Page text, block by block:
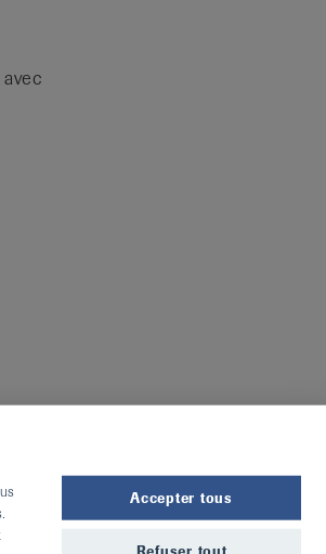
Accepter tous